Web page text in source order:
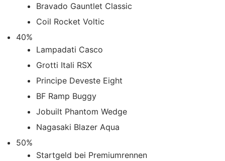
Bravado Gauntlet Classic
Coil Rocket Voltic
40%
Lampadati Casco
Grotti Itali RSX
Principe Deveste Eight
BF Ramp Buggy
Jobuilt Phantom Wedge
Nagasaki Blazer Aqua
50%
Startgeld bei Premiumrennen